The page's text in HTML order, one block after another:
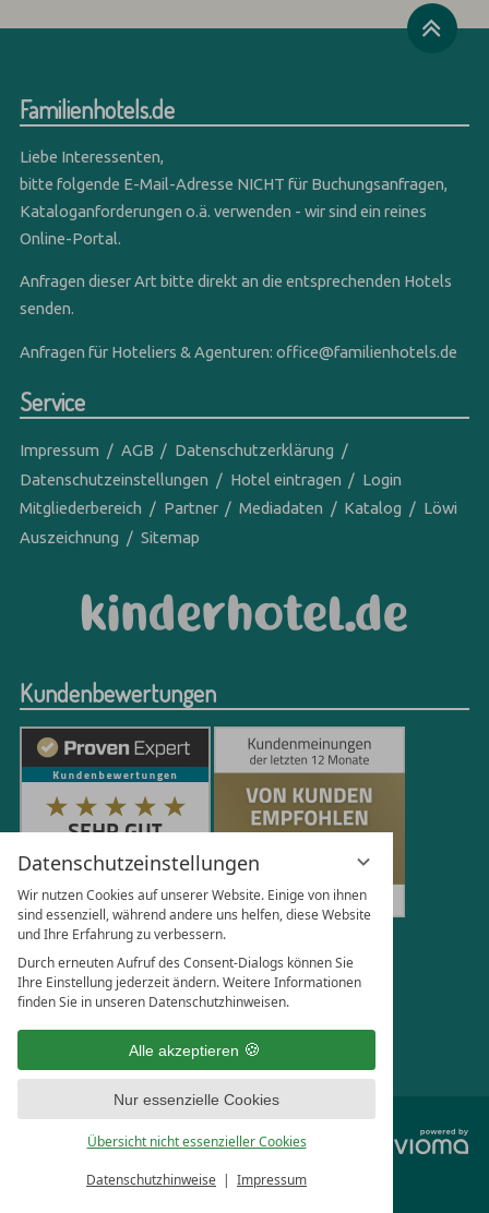
Datenschutzeinstellungen
Wir nutzen Cookies auf unserer Website. Einige von ihnen
sind essenziell, während andere uns helfen, diese Website
und Ihre Erfahrung zu verbessern.
Durch erneuten Aufruf des Consent-Dialogs können Sie
Ihre Einstellung jederzeit ändern. Weitere Informationen
finden Sie in unseren Datenschutzhinweisen.
Alle akzeptieren
Nur essenzielle Cookies
Übersicht nicht essenzieller Cookies
Datenschutzhinweise Impressum
Familienhotels.de
Liebe Interessenten,
bitte folgende E-Mail-Adresse NICHT für Buchungsanfragen,
Kataloganforderungen o.ä. verwenden - wir sind ein reines
Online-Portal.
Anfragen dieser Art bitte direkt an die entsprechenden Hotels
senden.
Anfragen für Hoteliers & Agenturen:office@familienhotels.de
Service
Impressum AGB
Datenschutzerklärung
Datenschutzeinstellungen
Hotel eintragen
Login
Mitgliederbereich
Partner Mediadaten Katalog
Löwi
Auszeichnung
Sitemap
Kundenbewertungen